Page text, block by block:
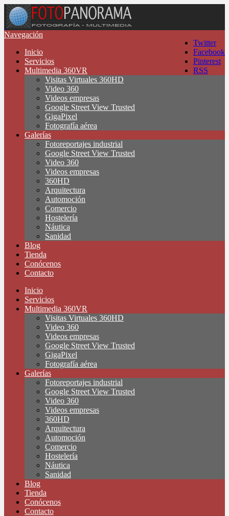
Twitter
Facebook
Pinterest
RSS
Navegación
Inicio
Servicios
Multimedia 360VR
Visitas Virtuales 360HD
Video 360
Videos empresas
Google Street View Trusted
GigaPixel
Fotografía aérea
Galerías
Fotoreportajes industrial
Google Street View Trusted
Video 360
Videos empresas
360HD
Arquitectura
Automoción
Comercio
Hostelería
Náutica
Sanidad
Blog
Tienda
Conócenos
Contacto
Inicio
Servicios
Multimedia 360VR
Visitas Virtuales 360HD
Video 360
Videos empresas
Google Street View Trusted
GigaPixel
Fotografía aérea
Galerías
Fotoreportajes industrial
Google Street View Trusted
Video 360
Videos empresas
360HD
Arquitectura
Automoción
Comercio
Hostelería
Náutica
Sanidad
Blog
Tienda
Conócenos
Contacto